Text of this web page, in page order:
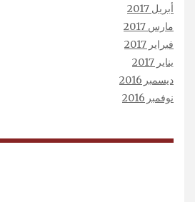
أبريل 2017
مارس 2017
فبراير 2017
يناير 2017
ديسمبر 2016
نوفمبر 2016